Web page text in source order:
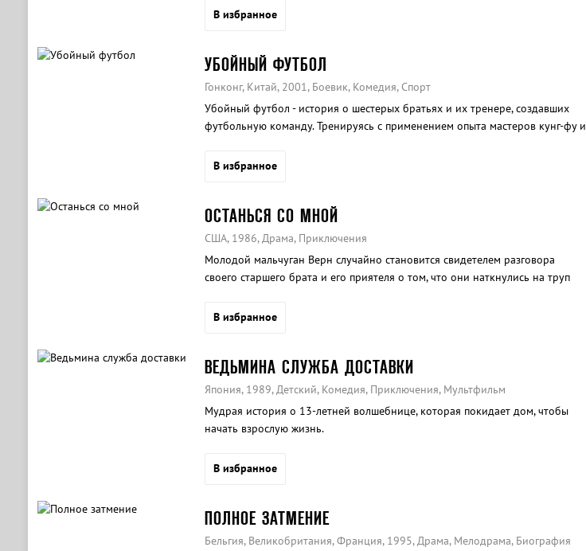
В избранное
УБОЙНЫЙ ФУТБОЛ
Гонконг, Китай, 2001, Боевик, Комедия, Спорт
Убойный футбол - история о шестерых братьях и их тренере, создавших
футбольную команду. Тренируясь с применением опыта мастеров кунг-фу и
В избранное
ОСТАНЬСЯ СО МНОЙ
США, 1986, Драма, Приключения
Молодой мальчуган Верн случайно становится свидетелем разговора
своего старшего брата и его приятеля о том, что они наткнулись на труп
В избранное
ВЕДЬМИНА СЛУЖБА ДОСТАВКИ
Япония, 1989, Детский, Комедия, Приключения, Мультфильм
Мудрая история о 13-летней волшебнице, которая покидает дом, чтобы
начать взрослую жизнь.
В избранное
ПОЛНОЕ ЗАТМЕНИЕ
Бельгия, Великобритания, Франция, 1995, Драма, Мелодрама, Биография